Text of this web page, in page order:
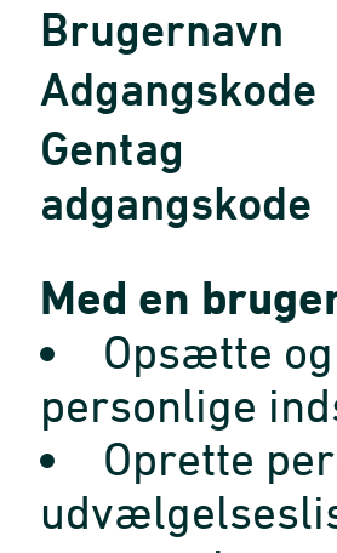
Brugernavn
Adgangskode
Gentag
adgangskode
Med en
Opsætte
personlige
Oprette